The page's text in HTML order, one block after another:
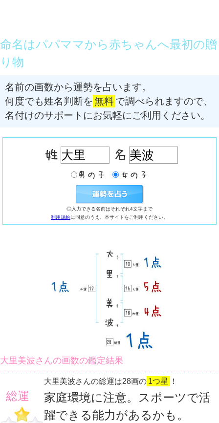
命名はパパママから赤ちゃんへ最初の贈
り物
名前の画数から運勢を占います。
何度でも姓名判断を 無料で調べられますので、
名付けのサポートにお気軽にご利用ください。
◎入力できる名前はそれぞれ4文字まで
利用規約に同意のうえ、本サイトをご利用ください。
大里美波さんの画数の鑑定結果
総運
大里美波さんの総運は28画の 1つ星 ！
家庭環境に注意。スポーツで活
躍できる能力があるかも。